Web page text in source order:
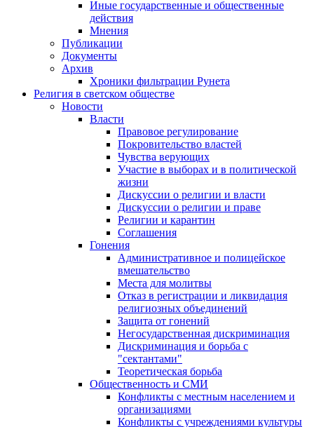
Иные государственные и общественные
действия
Мнения
Публикации
Документы
Архив
Хроники фильтрации Рунета
Религия в светском обществе
Новости
Власти
Правовое регулирование
Покровительство властей
Чувства верующих
Участие в выборах и в политической
жизни
Дискуссии о религии и власти
Дискуссии о религии и праве
Религии и карантин
Соглашения
Гонения
Административное и полицейское
вмешательство
Места для молитвы
Отказ в регистрации и ликвидация
религиозных объединений
Защита от гонений
Негосударственная дискриминация
Дискриминация и борьба с
"сектантами"
Теоретическая борьба
Общественность и СМИ
Конфликты с местным населением и
организациями
Конфликты с учреждениями культуры